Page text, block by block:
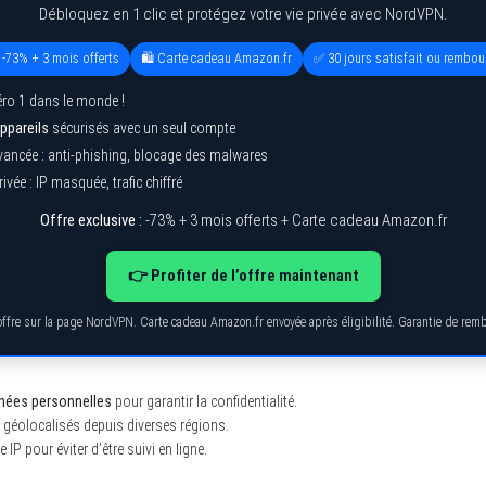
Débloquez en 1 clic et protégez votre vie privée avec NordVPN.
73% + 3 mois offerts 🛍️ Carte cadeau Amazon.fr ✅ 30 jours satisfait ou
1 dans le monde !
sécurisés avec un seul compte
: anti-phishing, blocage des malwares
: IP masquée, trafic chiffré
Offre exclusive : -73% + 3 mois offerts + Carte cadeau Amazon.fr
👉 Profiter de l’offre maintenant
sur la page NordVPN. Carte cadeau Amazon.fr envoyée après éligibilité. Garantie de
personnelles pour garantir la confidentialité.
depuis diverses régions.
IP pour éviter d’être suivi en ligne.